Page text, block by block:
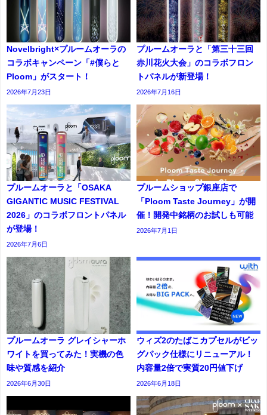
Novelbright×プルームオーラの
コラボキャンペーン「#僕らと
Ploom」がスタート！
2026年7月23日
プルームオーラと「第三十三回
赤川花火大会」のコラボフロン
トパネルが新登場！
2026年7月16日
プルームオーラと「OSAKA
GIGANTIC MUSIC FESTIVAL
2026」のコラボフロントパネル
が登場！
2026年7月6日
プルームショップ銀座店で
「Ploom Taste Journey」が開
催！開発中銘柄のお試しも可能
2026年7月1日
プルームオーラ グレイシャーホ
ワイトを買ってみた！実機の色
味や質感を紹介
2026年6月30日
ウィズ2のたばこカプセルがビッ
グパック仕様にリニューアル！
内容量2倍で実質20円値下げ
2026年6月18日